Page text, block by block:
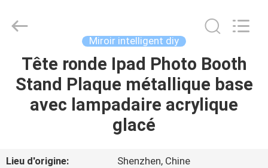
LA
MAISON
Interactive
Technology
Reserved.
Miroir intelligent diy
Tête ronde Ipad Photo Booth
Stand Plaque métallique base
avec lampadaire acrylique
glacé
Lieu d'origine:
Shenzhen, Chine